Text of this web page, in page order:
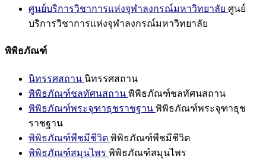
ศูนย์บริการวิชาการแห่งจุฬาลงกรณ์มหาวิทยาลัย ศูนย์
บริการวิชาการแห่งจุฬาลงกรณ์มหาวิทยาลัย
พิพิธภัณฑ์
นิทรรศสถาน นิทรรศสถาน
พิพิธภัณฑ์ชลทัศนสถาน พิพิธภัณฑ์ชลทัศนสถาน
พิพิธภัณฑ์พระจุฑาธุชราชฐาน พิพิธภัณฑ์พระจุฑาธุช
ราชฐาน
พิพิธภัณฑ์พืชมีชีวิต พิพิธภัณฑ์พืชมีชีวิต
พิพิธภัณฑ์สมุนไพร พิพิธภัณฑ์สมุนไพร